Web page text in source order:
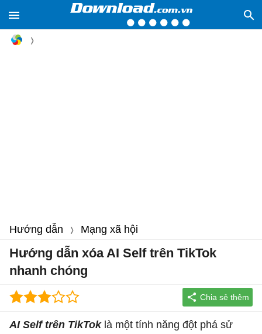
Hướng dẫn Mạng xã hội
Hướng dẫn xóa AI Self trên TikTok
nhanh chóng
AI Self trên TikToklà một tính năng đột phá sử